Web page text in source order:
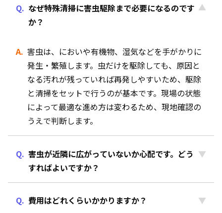
なぜ特殊清掃に害虫駆除まで必要になるのです
か？
害虫は、においや有機物、湿気などを手がかりに
発生・繁殖します。虫だけを駆除しても、原因と
なる汚れが残っていれば再発しやすいため、駆除
と清掃をセットで行うのが基本です。現場の状態
によって最適な進め方は変わるため、現地確認の
うえで判断します。
害虫が近隣に広がっていないか心配です。どう
すればよいですか？
費用はどれくらいかかりますか？